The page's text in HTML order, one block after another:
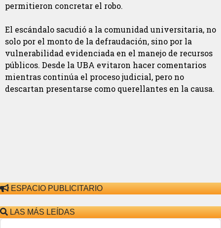
permitieron concretar el robo.
El escándalo sacudió a la comunidad universitaria, no
solo por el monto de la defraudación, sino por la
vulnerabilidad evidenciada en el manejo de recursos
públicos. Desde la UBA evitaron hacer comentarios
mientras continúa el proceso judicial, pero no
descartan presentarse como querellantes en la causa.
ESPACIO PUBLICITARIO
LAS MÁS LEÍDAS